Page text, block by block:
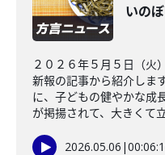
いの
２０２６年５月５日（火
新報の記事から紹介しま
に、子どもの健やかな成
が掲揚されて、大きくて
2026.05.06 |